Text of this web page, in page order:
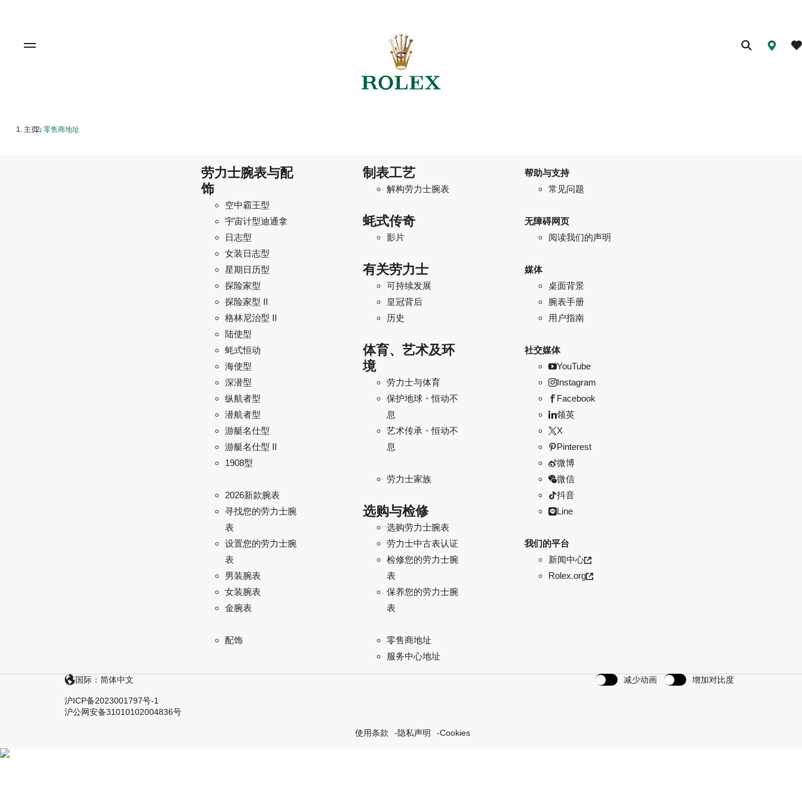
主页/ 零售商地址
劳力士腕表与配
饰
空中霸王型
宇宙计型迪通拿
日志型
女装日志型
星期日历型
探险家型
探险家型 II
格林尼治型 II
陆使型
蚝式恒动
海使型
深潜型
纵航者型
潜航者型
游艇名仕型
游艇名仕型 II
1908型
2026新款腕表
寻找您的劳力士腕
表
设置您的劳力士腕
表
男装腕表
女装腕表
金腕表
配饰
制表工艺
解构劳力士腕表
蚝式传奇
影片
有关劳力士
可持续发展
皇冠背后
历史
体育、艺术及环
境
劳力士与体育
保护地球・恒动不
息
艺术传承・恒动不
息
劳力士家族
选购与检修
选购劳力士腕表
劳力士中古表认证
检修您的劳力士腕
表
保养您的劳力士腕
表
零售商地址
服务中心地址
帮助与支持
常见问题
无障碍网页
阅读我们的声明
媒体
桌面背景
腕表手册
用户指南
社交媒体
YouTube
Instagram
Facebook
领英
X
Pinterest
微博
微信
抖音
Line
我们的平台
新闻中心
Rolex.org
国际：简体中文 减少动画 增加对比度
沪ICP备2023001797号-1
沪公网安备31010102004836号
使用条款 隐私声明 Cookies